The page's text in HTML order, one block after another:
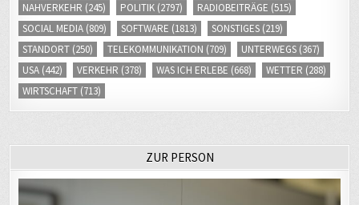
NAHVERKEHR (245) POLITIK (2797) RADIOBEITRÄGE (515)
SOCIAL MEDIA (809) SOFTWARE (1813) SONSTIGES (219)
STANDORT (250) TELEKOMMUNIKATION (709) UNTERWEGS (367)
USA (442) VERKEHR (378) WAS ICH ERLEBE (668) WETTER (288)
WIRTSCHAFT (713)
ZUR PERSON